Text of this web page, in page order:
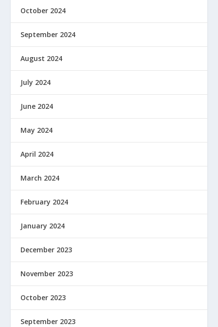
October 2024
September 2024
August 2024
July 2024
June 2024
May 2024
April 2024
March 2024
February 2024
January 2024
December 2023
November 2023
October 2023
September 2023